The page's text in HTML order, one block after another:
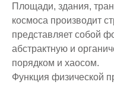
Площади, здания,
космоса производит
представляет собой
абстрактную и
порядком и хаосом.
Функция физической